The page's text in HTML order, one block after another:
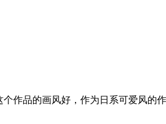
作品的画风好，作为日系可爱风的